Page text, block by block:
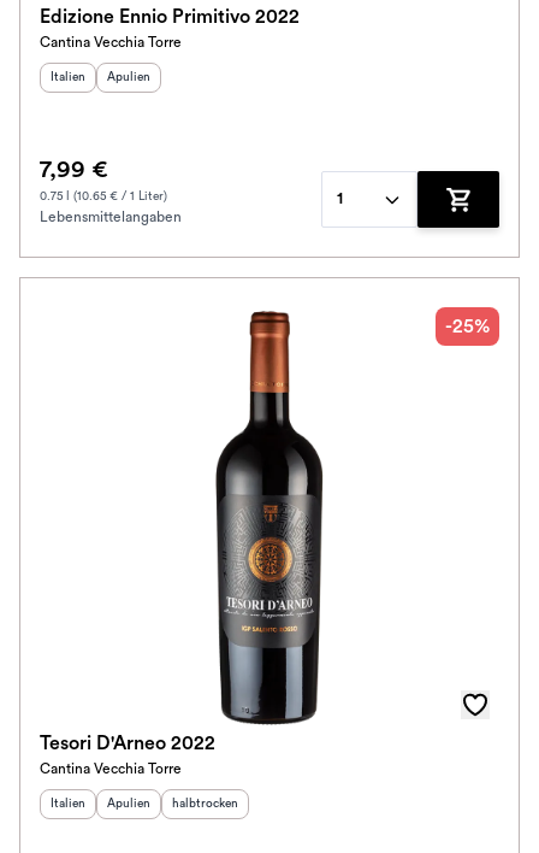
Edizione Ennio Primitivo 2022
Cantina Vecchia Torre
Herkunftsland:
Italien Herkunftsregion
Apulien
7,99 €
0.75 l (10.65 € / 1 Liter)
Lebensmittelangaben
1
Zum
-25%
Tesori D'Arneo 2022
Cantina Vecchia Torre
Herkunftsland:
Italien Herkunftsregion:
Apulien Geschmack:
halbtrocken